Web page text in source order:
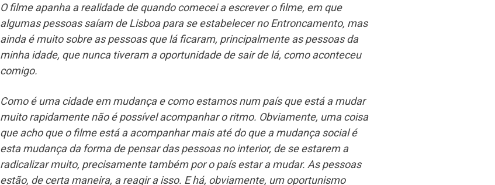
O filme apanha a realidade de quando comecei a escrever o filme, em que
algumas pessoas saíam de Lisboa para se estabelecer no Entroncamento, mas
ainda é muito sobre as pessoas que lá ficaram, principalmente as pessoas da
minha idade, que nunca tiveram a oportunidade de sair de lá, como aconteceu
comigo.
Como é uma cidade em mudança e como estamos num país que está a mudar
muito rapidamente não é possível acompanhar o ritmo. Obviamente, uma coisa
que acho que o filme está a acompanhar mais até do que a mudança social é
esta mudança da forma de pensar das pessoas no interior, de se estarem a
radicalizar muito, precisamente também por o país estar a mudar. As pessoas
estão, de certa maneira, a reagir a isso. E há, obviamente, um oportunismo